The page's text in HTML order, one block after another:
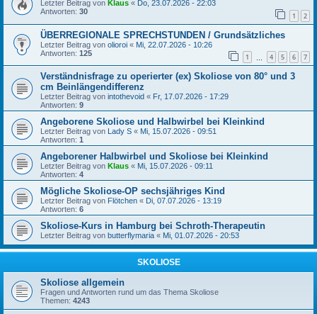
Letzter Beitrag von Klaus « Do, 23.07.2026 - 22:03
Antworten: 30 1 2
ÜBERREGIONALE SPRECHSTUNDEN / Grundsätzliches
Letzter Beitrag von olioroi « Mi, 22.07.2026 - 10:26
Antworten: 125 1 4 5 6 7
Verständnisfrage zu operierter (ex) Skoliose von 80° und 3
cm Beinlängendifferenz
Letzter Beitrag von intothevoid « Fr, 17.07.2026 - 17:29
Antworten: 9
Angeborene Skoliose und Halbwirbel bei Kleinkind
Letzter Beitrag von Lady S « Mi, 15.07.2026 - 09:51
Antworten: 1
Angeborener Halbwirbel und Skoliose bei Kleinkind
Letzter Beitrag von Klaus « Mi, 15.07.2026 - 09:11
Antworten: 4
Mögliche Skoliose-OP sechsjähriges Kind
Letzter Beitrag von Flötchen « Di, 07.07.2026 - 13:19
Antworten: 6
Skoliose-Kurs in Hamburg bei Schroth-Therapeutin
Letzter Beitrag von butterflymaria « Mi, 01.07.2026 - 20:53
SKOLIOSE
Skoliose allgemein
Fragen und Antworten rund um das Thema Skoliose
Themen: 4243